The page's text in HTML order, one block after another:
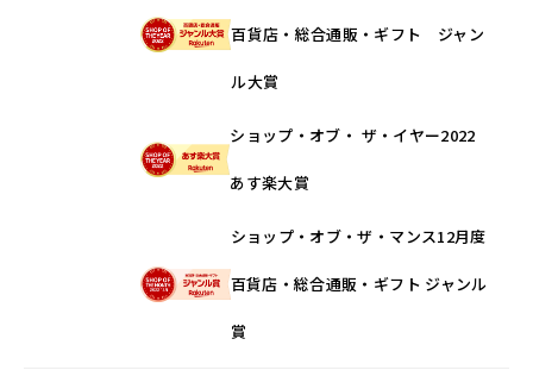
百貨店・総合通販・ギフト ジャン
ル大賞
ショップ・オブ・ ザ・イヤー2022
あす楽大賞
ショップ・オブ・ザ・マンス12月度
百貨店・総合通販・ギフト ジャンル
賞